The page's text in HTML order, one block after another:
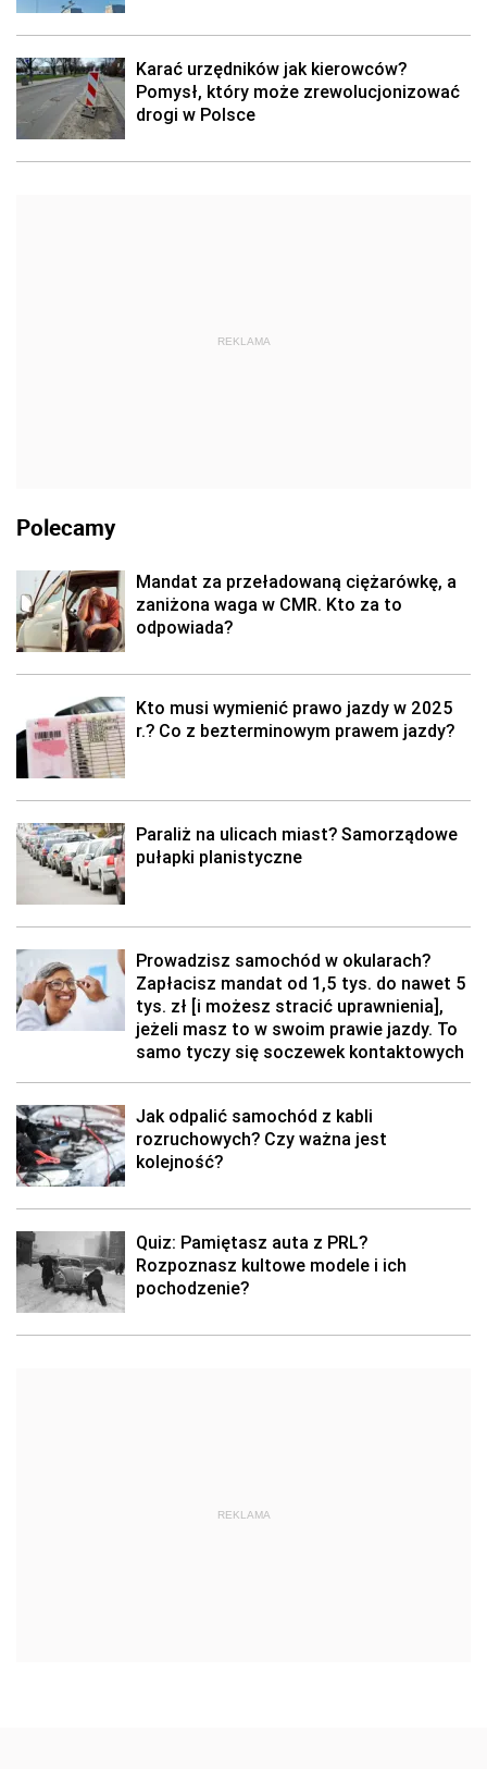
Karać urzędników jak kierowców?
Pomysł, który może zrewolucjonizować
drogi w Polsce
REKLAMA
Polecamy
Mandat za przeładowaną ciężarówkę, a
zaniżona waga w CMR. Kto za to
odpowiada?
Kto musi wymienić prawo jazdy w 2025
r.? Co z bezterminowym prawem jazdy?
Paraliż na ulicach miast? Samorządowe
pułapki planistyczne
Prowadzisz samochód w okularach?
Zapłacisz mandat od 1,5 tys. do nawet 5
tys. zł [i możesz stracić uprawnienia],
jeżeli masz to w swoim prawie jazdy. To
samo tyczy się soczewek kontaktowych
Jak odpalić samochód z kabli
rozruchowych? Czy ważna jest
kolejność?
Quiz: Pamiętasz auta z PRL?
Rozpoznasz kultowe modele i ich
pochodzenie?
REKLAMA